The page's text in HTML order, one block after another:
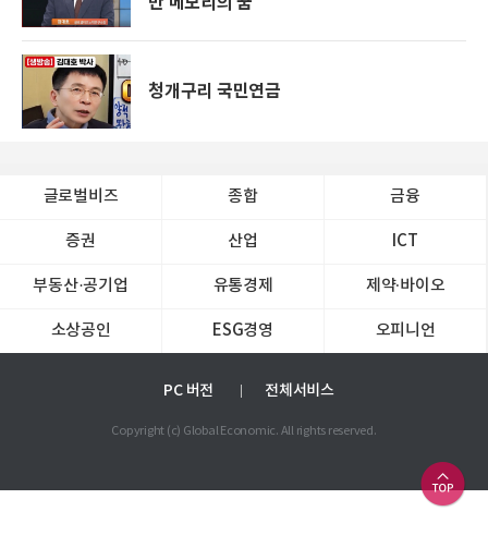
청개구리 국민연금
글로벌비즈 종합 금융
증권 산업 ICT
부동산·공기업 유통경제 제약∙바이오
소상공인 ESG경영 오피니언
PC 버전 전체서비스
Copyright (c) Global Economic. All rights reserved.